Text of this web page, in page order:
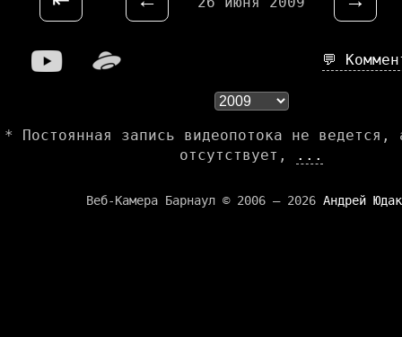
💬
* Постоянная запись видеопотока не ведется,
отсутствует,
...
Веб-Камера Барнаул © 2006 — 2026 Андрей